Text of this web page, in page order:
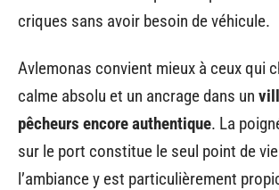
criques sans avoir besoin de véhicule.
Avlemonas convient mieux à ceux qui
calme absolu et un ancrage dans un
pêcheurs encore authentique. La
sur le port constitue le seul point de
l’ambiance y est particulièrement